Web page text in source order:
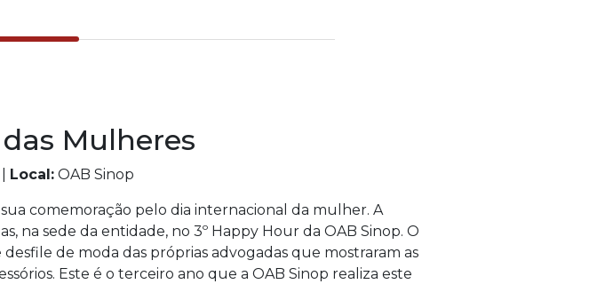
Mulheres
Local: OAB Sinop
comemoração pelo dia internacional da mulher. A
na sede da entidade, no 3º Happy Hour da OAB Sinop. O
de moda das próprias advogadas que mostraram as
Este é o terceiro ano que a OAB Sinop realiza este